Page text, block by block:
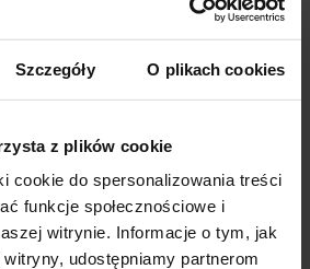
Szczegóły O plikach cookies
z plików cookie
cookie do spersonalizowania treści
funkcje społecznościowe i
witrynie. Informacje o tym, jak
udostępniamy partnerom
Modernizacja
kompleksu Diuna
- nowe centrum
konferencyjne
otwarte